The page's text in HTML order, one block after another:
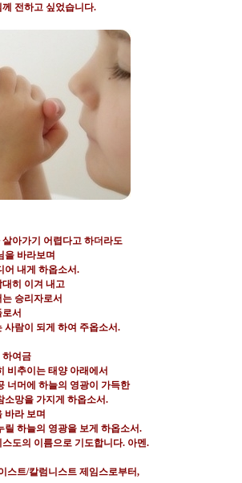
전하고 싶었습니다.
아가기 어렵다고 하더라도
을 바라보며
어 내게 하옵소서.
히 이겨 내고
승리자로서
서
람이 되게 하여 주옵소서.
하여금
비추이는 태양 아래에서
너머에 하늘의 영광이 가득한
소망을 가지게 하옵소서.
바라 보며
하늘의 영광을 보게 하옵소서.
도의 이름으로 기도합니다. 아멘.
스트/칼럼니스트 제임스로부터,